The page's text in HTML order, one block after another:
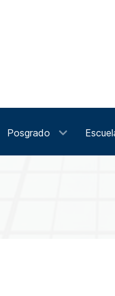
Posgrado